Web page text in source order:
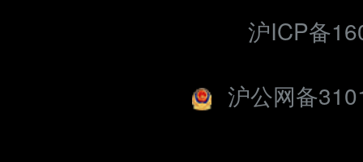
沪ICP备
沪公网备